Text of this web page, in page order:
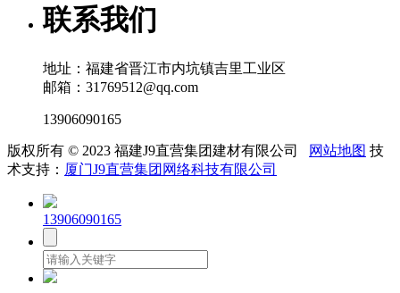
联系我们
地址：福建省晋江市内坑镇吉里工业区
邮箱：31769512@qq.com
13906090165
版权所有 © 2023 福建J9直营集团建材有限公司 网站地图 技
术支持： 厦门J9直营集团网络科技有限公司
13906090165